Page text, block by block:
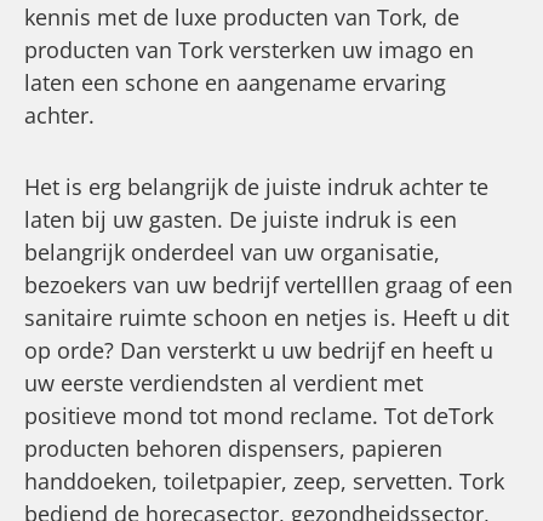
kennis met de luxe producten van Tork, de
producten van Tork versterken uw imago en
laten een schone en aangename ervaring
achter.
Het is erg belangrijk de juiste indruk achter te
laten bij uw gasten. De juiste indruk is een
belangrijk onderdeel van uw organisatie,
bezoekers van uw bedrijf vertelllen graag of een
sanitaire ruimte schoon en netjes is. Heeft u dit
op orde? Dan versterkt u uw bedrijf en heeft u
uw eerste verdiendsten al verdient met
positieve mond tot mond reclame. Tot deTork
producten behoren dispensers, papieren
handdoeken, toiletpapier, zeep, servetten. Tork
bediend de horecasector, gezondheidssector,